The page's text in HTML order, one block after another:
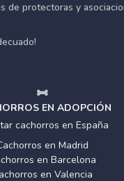
de protectoras y
EN ADOPCIÓN
cachorros en España
en Madrid
en Barcelona
en Valencia